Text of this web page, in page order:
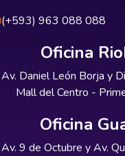
(+593) 963 088 088
Oficina
Av. Daniel León Borja y
Mall del Centro -
Oficina
Av. 9 de Octubre y Av.